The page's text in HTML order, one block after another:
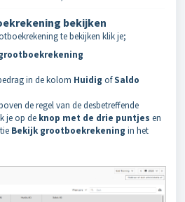
bekijken
te bekijken klik je;
in de kolom Huidig ofSaldo
de regel van de desbetreffende
je op de knop met de drie puntjes en
Bekijk grootboekrekening in het